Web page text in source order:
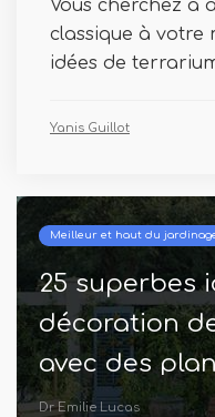
Vous cherchez
classique à votre
idées de
Yanis Guillot
Meilleur et haut du
25 superbes
décoration
avec des
Dr Emilie Lucas